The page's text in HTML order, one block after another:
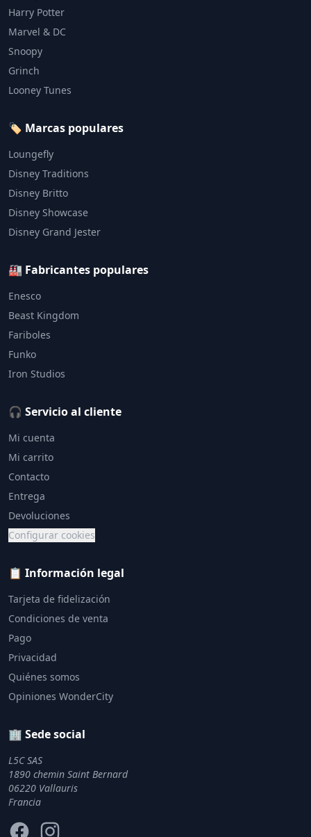
Harry Potter
Marvel & DC
Snoopy
Grinch
Looney Tunes
🏷️ Marcas populares
Loungefly
Disney Traditions
Disney Britto
Disney Showcase
Disney Grand Jester
🏭 Fabricantes populares
Enesco
Beast Kingdom
Fariboles
Funko
Iron Studios
🎧 Servicio al cliente
Mi cuenta
Mi carrito
Contacto
Entrega
Devoluciones
Configurar cookies
📋 Información legal
Tarjeta de fidelización
Condiciones de venta
Pago
Privacidad
Quiénes somos
Opiniones WonderCity
🏢 Sede social
L5C SAS
1890 chemin Saint Bernard
06220 Vallauris
Francia
FacebookInstagram